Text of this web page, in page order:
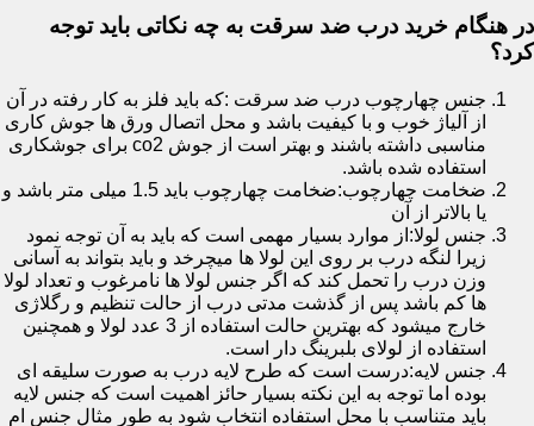
در هنگام خرید درب ضد سرقت به چه نکاتی باید توجه
کرد؟
جنس چهارچوب درب ضد سرقت :که باید فلز به کار رفته در آن
از آلیاژ خوب و با کیفیت باشد و محل اتصال ورق ها جوش کاری
مناسبی داشته باشند و بهتر است از جوش co2 برای جوشکاری
استفاده شده باشد.
ضخامت چهارچوب:ضخامت چهارچوب باید 1.5 میلی متر باشد و
یا بالاتر از آن
جنس لولا:از موارد بسیار مهمی است که باید به آن توجه نمود
زیرا لنگه درب بر روی این لولا ها میچرخد و باید بتواند به آسانی
وزن درب را تحمل کند که اگر جنس لولا ها نامرغوب و تعداد لولا
ها کم باشد پس از گذشت مدتی درب از حالت تنظیم و رگلاژی
خارج میشود که بهترین حالت استفاده از 3 عدد لولا و همچنین
استفاده از لولای بلبرینگ دار است.
جنس لایه:درست است که طرح لایه درب به صورت سلیقه ای
بوده اما توجه به این نکته بسیار حائز اهمیت است که جنس لایه
باید متناسب با محل استفاده انتخاب شود به طور مثال جنس ام